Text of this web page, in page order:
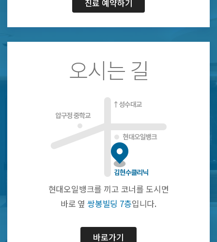
진료 예약하기
오시는 길
현대오일뱅크를 끼고 코너를 도시면
바로 옆 쌍봉빌딩 7층입니다.
바로가기